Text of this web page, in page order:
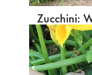
Zucchini: